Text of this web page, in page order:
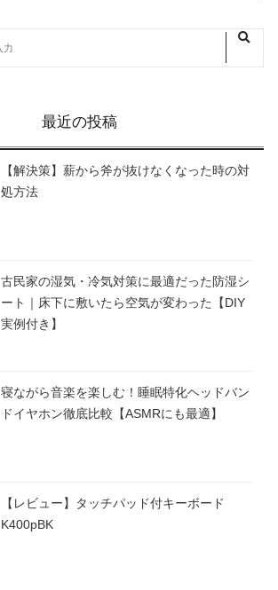
最近の投稿
【解決策】薪から斧が抜けなくなった時の対
処方法
古民家の湿気・冷気対策に最適だった防湿シ
ート｜床下に敷いたら空気が変わった【DIY
実例付き】
寝ながら音楽を楽しむ！睡眠特化ヘッドバン
ドイヤホン徹底比較【ASMRにも最適】
【レビュー】タッチパッド付キーボード
K400pBK